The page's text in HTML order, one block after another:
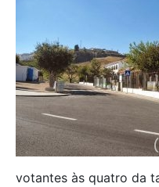
votantes às quatro da